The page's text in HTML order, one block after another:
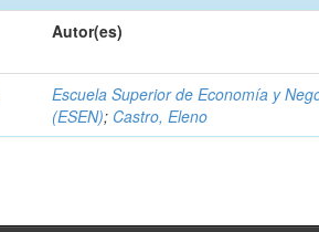
Autor(es)
Escuela Superior de Economía y
(ESEN); Castro, Eleno